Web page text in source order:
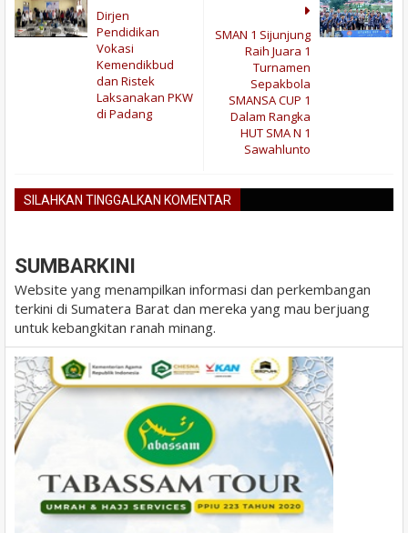
SMAN 1 Sijunjung
Raih Juara 1
Turnamen
Sepakbola
SMANSA CUP 1
Dalam Rangka
HUT SMA N 1
Sawahlunto
Dirjen
Pendidikan
Vokasi
Kemendikbud
dan Ristek
Laksanakan PKW
di Padang
SILAHKAN TINGGALKAN KOMENTAR
SUMBARKINI
Website yang menampilkan informasi dan perkembangan
terkini di Sumatera Barat dan mereka yang mau berjuang
untuk kebangkitan ranah minang.